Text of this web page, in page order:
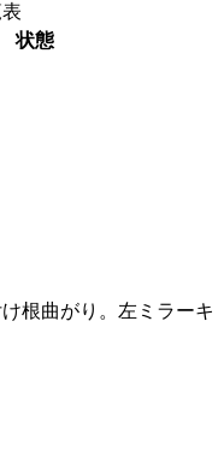
状態
根曲がり。左ミラーキ